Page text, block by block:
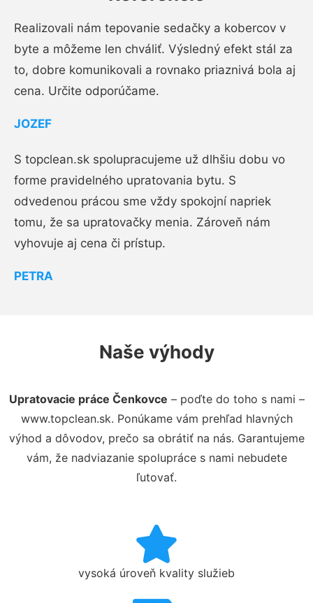
Realizovali nám tepovanie sedačky a kobercov v
byte a môžeme len chváliť. Výsledný efekt stál za
to, dobre komunikovali a rovnako priaznivá bola aj
cena. Určite odporúčame.
JOZEF
S topclean.sk spolupracujeme už dlhšiu dobu vo
forme pravidelného upratovania bytu. S
odvedenou prácou sme vždy spokojní napriek
tomu, že sa upratovačky menia. Zároveň nám
vyhovuje aj cena či prístup.
PETRA
Naše výhody
Upratovacie práce Čenkovce – poďte do toho s nami –
www.topclean.sk. Ponúkame vám prehľad hlavných
výhod a dôvodov, prečo sa obrátiť na nás. Garantujeme
vám, že nadviazanie spolupráce s nami nebudete
ľutovať.
vysoká úroveň kvality služieb